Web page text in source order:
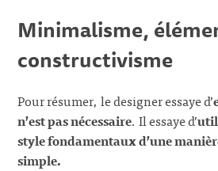
Minimalisme,
constructivisme
Pour résumer, le designer essaye d’
n’est pas nécessaire. Il essaye d’
style fondamentaux d’une
simple.